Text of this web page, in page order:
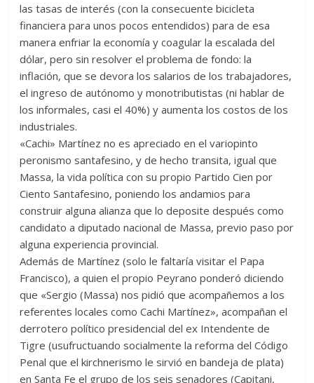
las tasas de interés (con la consecuente bicicleta
financiera para unos pocos entendidos) para de esa
manera enfriar la economía y coagular la escalada del
dólar, pero sin resolver el problema de fondo: la
inflación, que se devora los salarios de los trabajadores,
el ingreso de autónomo y monotributistas (ni hablar de
los informales, casi el 40%) y aumenta los costos de los
industriales.
«Cachi» Martínez no es apreciado en el variopinto
peronismo santafesino, y de hecho transita, igual que
Massa, la vida política con su propio Partido Cien por
Ciento Santafesino, poniendo los andamios para
construir alguna alianza que lo deposite después como
candidato a diputado nacional de Massa, previo paso por
alguna experiencia provincial.
Además de Martínez (solo le faltaría visitar el Papa
Francisco), a quien el propio Peyrano ponderó diciendo
que «Sergio (Massa) nos pidió que acompañemos a los
referentes locales como Cachi Martínez», acompañan el
derrotero político presidencial del ex Intendente de
Tigre (usufructuando socialmente la reforma del Código
Penal que el kirchnerismo le sirvió en bandeja de plata)
en Santa Fe el grupo de los seis senadores (Capitani,